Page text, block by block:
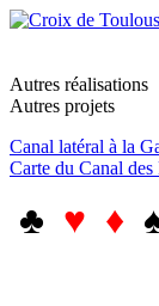
Autres réalisations
Autres projets
Canal latéral à la
Carte du Canal des
♣ ♥ ♦